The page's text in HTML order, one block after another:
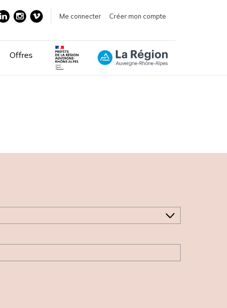
Me connecter Créer mon compte
Offres